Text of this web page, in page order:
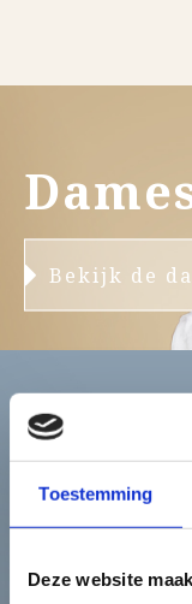
Toestemming
Deze website
Bekijk de
Heren